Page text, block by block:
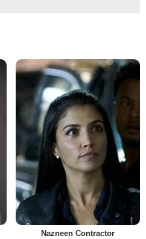
Nazneen Contractor